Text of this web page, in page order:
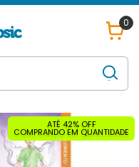
0
ATÉ 42% OFF
COMPRANDO EM QUANTIDADE